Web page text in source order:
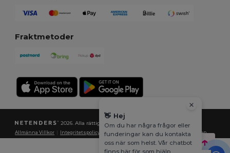
Fraktmetoder
2026. Alla rättigheter förbehållna
Allmänna Villkor Integritetspolicy |Policy för cookies |Karta över webbplatsen
👋 Hej
Om du har några frågor eller
funderingar kan du kontakta
oss när som helst. Vår chatbot
finns här för som hjälp.